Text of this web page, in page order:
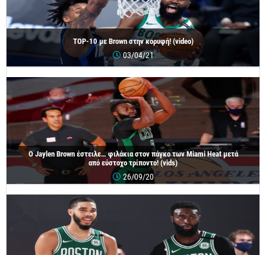
TOP-10 με Brown στην κορυφή! (video)
03/04/21
O Jaylen Brown έστειλε… φιλάκια στον πάγκο των Miami Heat μετά
από εύστοχο τρίποντο! (vids)
26/09/20